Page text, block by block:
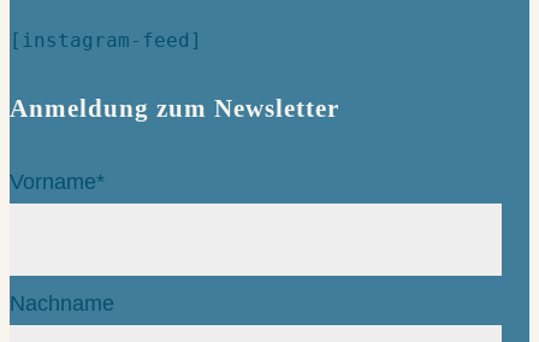
[instagram-feed]
Anmeldung zum Newsletter
Vorname*
Nachname